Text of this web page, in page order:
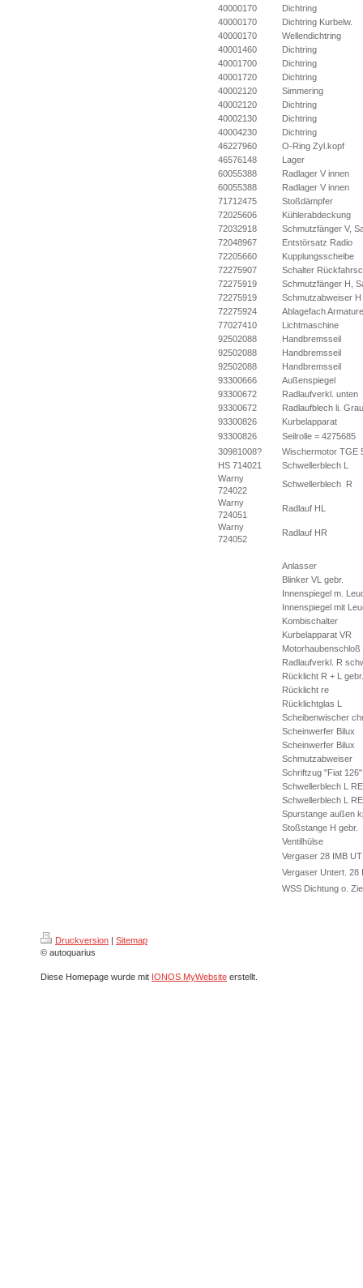
40000170
Dichtring
40000170
Dichtring Kurbelw.
40000170
Wellendichtring
40001460
Dichtring
40001700
Dichtring
40001720
Dichtring
40002120
Simmering
40002120
Dichtring
40002130
Dichtring
40004230
Dichtring
46227960
O-Ring Zyl.kopf
46576148
Lager
60055388
Radlager V innen
60055388
Radlager V innen
71712475
Stoßdämpfer
72025606
Kühlerabdeckung
72032918
Schmutzfänger V,
72048967
Entstörsatz Radio
72205660
Kupplungsscheibe
72275907
Schalter
72275919
Schmutzfänger H,
72275919
Schmutzabweiser H
72275924
Ablagefach
77027410
Lichtmaschine
92502088
Handbremsseil
92502088
Handbremsseil
92502088
Handbremsseil
93300666
Außenspiegel
93300672
Radlaufverkl. unten
93300672
Radlaufblech li. Grau
93300826
Kurbelapparat
93300826
Seilrolle = 4275685
30981008?
Wischermotor TGE
HS 714021
Schwellerblech L
Warny
724022
Schwellerblech R
Warny
724051
Radlauf HL
Warny
724052
Radlauf HR
Anlasser
Blinker VL gebr.
Innenspiegel m.
Innenspiegel mit
Kombischalter
Kurbelapparat VR
Motorhaubenschloß
Radlaufverkl. R
Rücklicht R + L gebr.
Rücklicht re
Rücklichtglas L
Scheibenwischer
Scheinwerfer Bilux
Scheinwerfer Bilux
Schmutzabweiser
Schriftzug "Fiat 126"
Schwellerblech L
Schwellerblech L
Spurstange außen
Stoßstange H gebr.
Ventilhülse
Vergaser 28 IMB
Vergaser Untert. 28
WSS Dichtung o.
Druckversion | Sitemap
© autoquarius
Diese Homepage wurde mit IONOS MyWebsite erstellt.